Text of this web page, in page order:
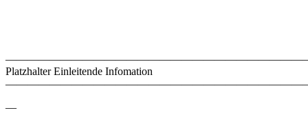
Platzhalter Einleitende Infomation
———————————————————————————–
—